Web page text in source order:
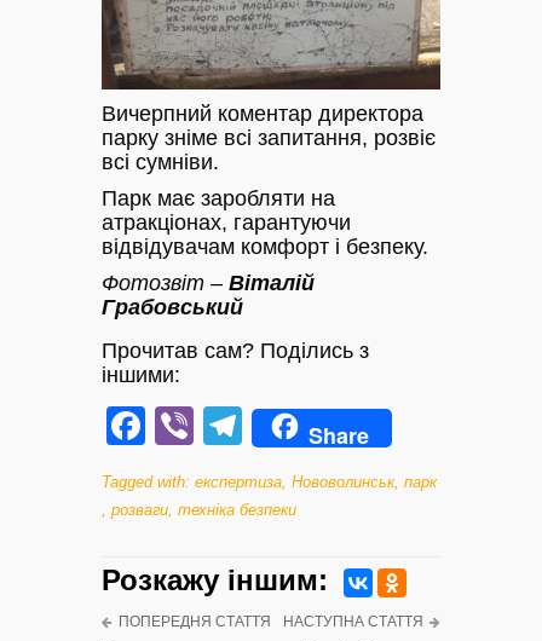
Вичерпний коментар директора
парку зніме всі запитання, розвіє
всі сумніви.
Парк має заробляти на
атракціонах, гарантуючи
відвідувачам комфорт і безпеку.
Фотозвіт – Віталій
Грабовський
Прочитав сам? Поділись з
іншими:
Facebook
ViberTelegram
Share
Tagged with: експертиза Нововолинськ, парк
розваги техніка безпеки
Розкажу iншим:
ПОПЕРЕДНЯ СТАТТЯ НАСТУПНА СТАТТЯ